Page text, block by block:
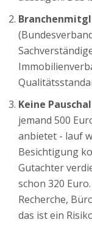
Keine
jemand 500
anbietet - lauf
Besichtigung
Gutachter
schon 320
Recherche,
das ist ein